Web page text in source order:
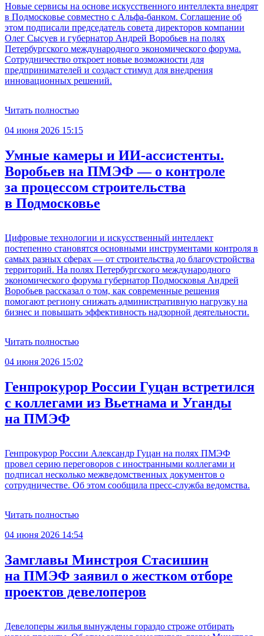
Новые сервисы на основе искусственного интеллекта внедрят
в Подмосковье совместно с Альфа-банком. Соглашение об
этом подписали председатель совета директоров компании
Олег Сысуев и губернатор Андрей Воробьев на полях
Петербургского международного экономического форума.
Сотрудничество откроет новые возможности для
предпринимателей и создаст стимул для внедрения
инновационных решений.
Читать полностью
04 июня 2026 15:15
Умные камеры и ИИ-ассистенты.
Воробьев на ПМЭФ — о контроле
за процессом строительства
в Подмосковье
Цифровые технологии и искусственный интеллект
постепенно становятся основными инструментами контроля в
самых разных сферах — от строительства до благоустройства
территорий. На полях Петербургского международного
экономического форума губернатор Подмосковья Андрей
Воробьев рассказал о том, как современные решения
помогают региону снижать административную нагрузку на
бизнес и повышать эффективность надзорной деятельности.
Читать полностью
04 июня 2026 15:02
Генпрокурор России Гуцан встретился
с коллегами из Вьетнама и Уганды
на ПМЭФ
Генпрокурор России Александр Гуцан на полях ПМЭФ
провел серию переговоров с иностранными коллегами и
подписал несколько межведомственных документов о
сотрудничестве. Об этом сообщила пресс-служба ведомства.
Читать полностью
04 июня 2026 14:54
Замглавы Минстроя Стасишин
на ПМЭФ заявил о жестком отборе
проектов девелоперов
Девелоперы жилья вынуждены гораздо строже отбирать